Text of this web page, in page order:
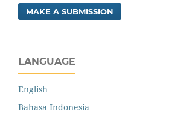
MAKE A SUBMISSION
LANGUAGE
English
Bahasa Indonesia